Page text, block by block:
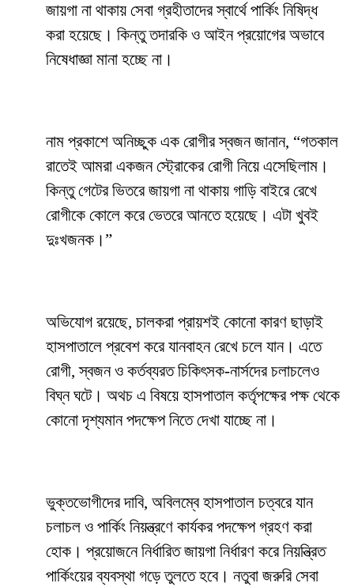
জায়গা না থাকায় সেবা গ্রহীতাদের স্বার্থে পার্কিং নিষিদ্ধ
করা হয়েছে। কিন্তু তদারকি ও আইন প্রয়োগের অভাবে
নিষেধাজ্ঞা মানা হচ্ছে না।
নাম প্রকাশে অনিচ্ছুক এক রোগীর স্বজন জানান, “গতকাল
রাতেই আমরা একজন স্ট্রোকের রোগী নিয়ে এসেছিলাম।
কিন্তু গেটের ভিতরে জায়গা না থাকায় গাড়ি বাইরে রেখে
রোগীকে কোলে করে ভেতরে আনতে হয়েছে। এটা খুবই
দুঃখজনক।”
অভিযোগ রয়েছে, চালকরা প্রায়শই কোনো কারণ ছাড়াই
হাসপাতালে প্রবেশ করে যানবাহন রেখে চলে যান। এতে
রোগী, স্বজন ও কর্তব্যরত চিকিৎসক-নার্সদের চলাচলেও
বিঘ্ন ঘটে। অথচ এ বিষয়ে হাসপাতাল কর্তৃপক্ষের পক্ষ থেকে
কোনো দৃশ্যমান পদক্ষেপ নিতে দেখা যাচ্ছে না।
ভুক্তভোগীদের দাবি, অবিলম্বে হাসপাতাল চত্বরে যান
চলাচল ও পার্কিং নিয়ন্ত্রণে কার্যকর পদক্ষেপ গ্রহণ করা
হোক। প্রয়োজনে নির্ধারিত জায়গা নির্ধারণ করে নিয়ন্ত্রিত
পার্কিংয়ের ব্যবস্থা গড়ে তুলতে হবে। নতুবা জরুরি সেবা